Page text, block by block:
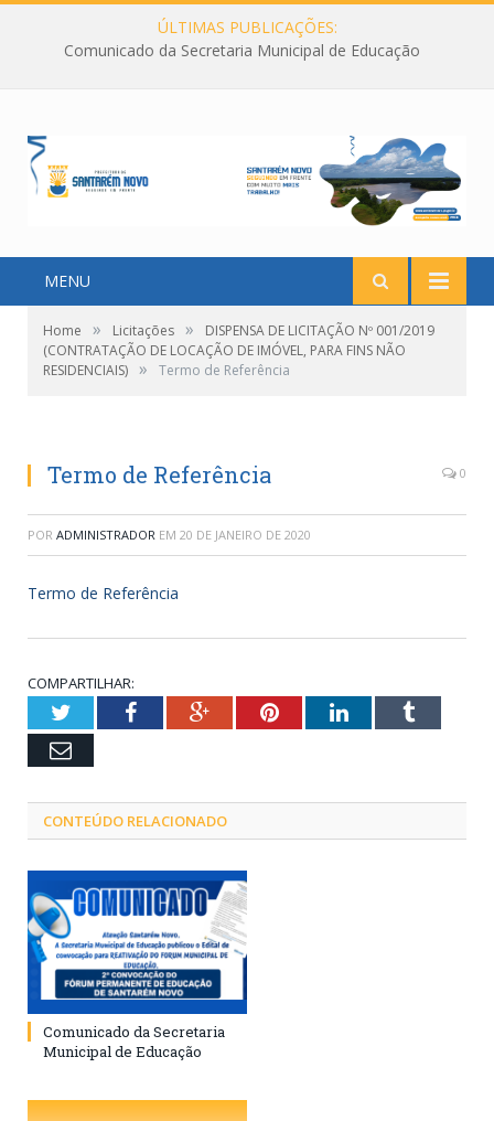
ÚLTIMAS PUBLICAÇÕES:
Comunicado da Secretaria Municipal de Educação
MENU
Home » Licitações »
DISPENSA DE LICITAÇÃO Nº 001/2019
(CONTRATAÇÃO DE LOCAÇÃO DE IMÓVEL, PARA FINS NÃO
RESIDENCIAIS) » Termo de Referência
Termo de Referência 0
POR ADMINISTRADOR EM 20 DE JANEIRO DE 2020
Termo de Referência
COMPARTILHAR:
TwitterFacebookGoogle+PinterestLinkedInTumblr
Email
CONTEÚDO RELACIONADO
Comunicado da Secretaria
Municipal de Educação